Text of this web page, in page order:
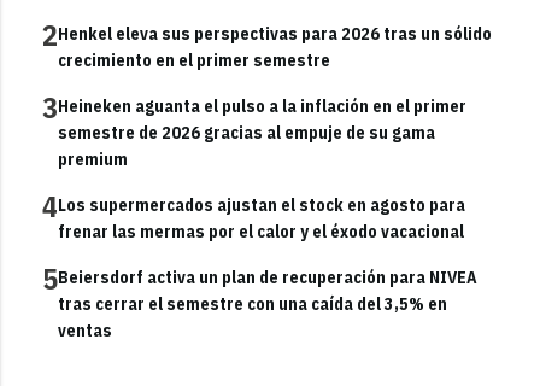
2Henkel eleva sus perspectivas para 2026 tras un sólido
crecimiento en el primer semestre
3Heineken aguanta el pulso a la inflación en el primer
semestre de 2026 gracias al empuje de su gama
premium
4Los supermercados ajustan el stock en agosto para
frenar las mermas por el calor y el éxodo vacacional
5Beiersdorf activa un plan de recuperación para NIVEA
tras cerrar el semestre con una caída del 3,5% en
ventas